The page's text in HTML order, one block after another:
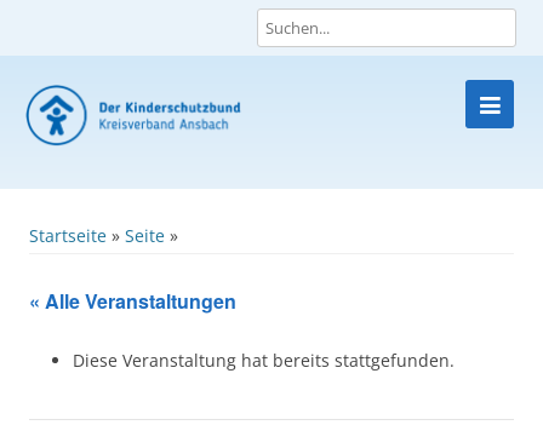
Skip
Startseite » Seite »
« Alle Veranstaltungen
Diese Veranstaltung hat bereits stattgefunden.